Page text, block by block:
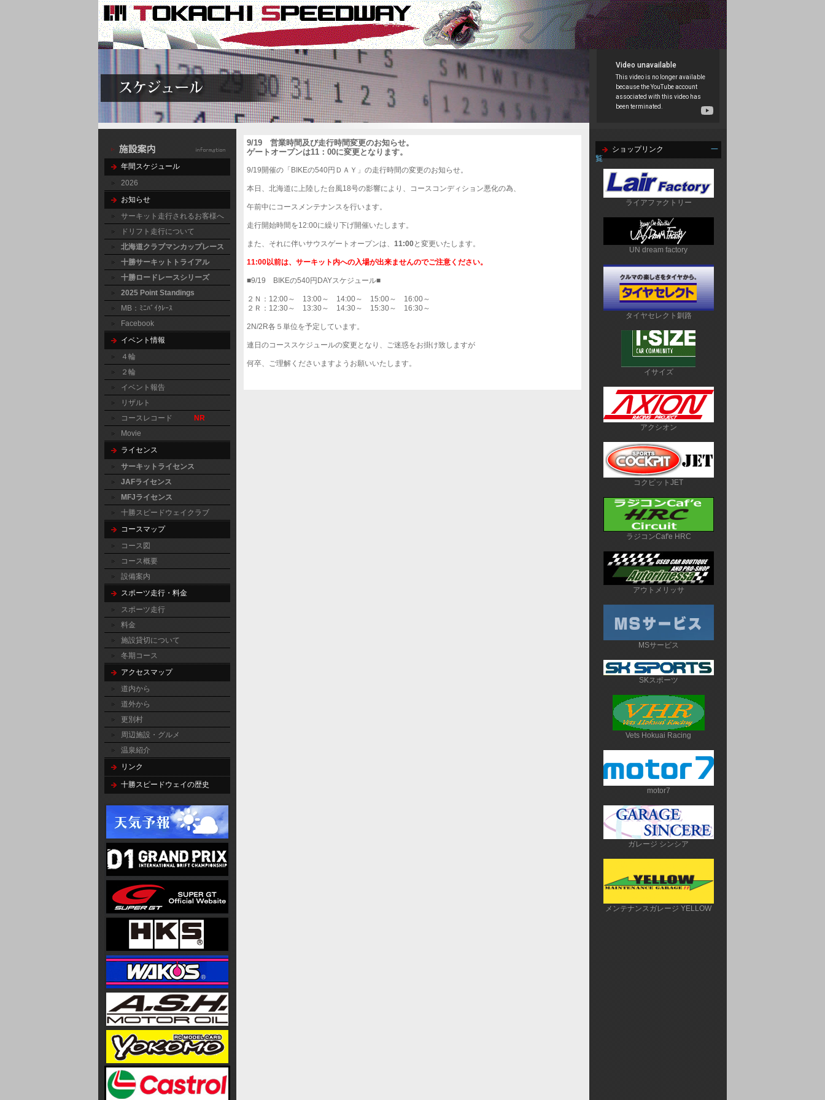
年間スケジュール
2026
お知らせ
サーキット走行されるお客様へ
ドリフト走行について
北海道クラブマンカップレース
十勝サーキットトライアル
十勝ロードレースシリーズ
2025 Point Standings
MB：ﾐﾆﾊﾞｲｸﾚｰｽ
Facebook
イベント情報
４輪
２輪
イベント報告
リザルト
コースレコード
NR
Movie
ライセンス
サーキットライセンス
JAFライセンス
MFJライセンス
十勝スピードウェイクラブ
コースマップ
コース図
コース概要
設備案内
スポーツ走行・料金
スポーツ走行
料金
施設貸切について
冬期コース
アクセスマップ
道内から
道外から
更別村
周辺施設・グルメ
温泉紹介
リンク
十勝スピードウェイの歴史
9/19 営業時間及び走行時間変更のお知らせ。
ゲートオープンは11：00に変更となります。
9/19開催の「BIKEの540円ＤＡＹ」の走行時間の変更のお知らせ。
本日、北海道に上陸した台風18号の影響により、コースコンディション悪化の為、
午前中にコースメンテナンスを行います。
走行開始時間を12:00に繰り下げ開催いたします。
また、それに伴いサウスゲートオープンは、 11:00と変更いたします。
11:00以前は、サーキット内への入場が出来ませんのでご注意ください。
■9/19 BIKEの540円DAYスケジュール■
２Ｎ：12:00～ 13:00～ 14:00～ 15:00～ 16:00～
２Ｒ：12:30～ 13:30～ 14:30～ 15:30～ 16:30～
2N/2R各５単位を予定しています。
連日のコーススケジュールの変更となり、ご迷惑をお掛け致しますが
何卒、ご理解くださいますようお願いいたします。
ショップリンク
一
覧
ライアファクトリー
UN dream factory
タイヤセレクト釧路
イサイズ
アクシオン
コクピットJET
ラジコンCaf'e HRC
アウトメリッサ
MSサービス
SKスポーツ
Vets Hokuai Racing
motor7
ガレージ シンシア
メンテナンスガレージ YELLOW